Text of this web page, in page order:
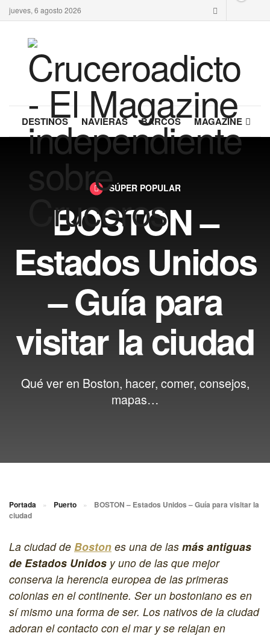
jueves, 6 agosto 2026
DESTINOS NAVIERAS BARCOS MAGAZINE
SÚPER POPULAR
BOSTON –
Estados Unidos
– Guía para
visitar la ciudad
Qué ver en Boston, hacer, comer, consejos,
mapas…
Portada » Puerto »
BOSTON – Estados Unidos – Guía para visitar la
ciudad
La ciudad de Boston es una de las más antiguas
de Estados Unidos y uno de las que mejor
conserva la herencia europea de las primeras
colonias en el continente. Ser un bostoniano es en
sí mismo una forma de ser. Los nativos de la ciudad
adoran el contacto con el mar y se relajan en